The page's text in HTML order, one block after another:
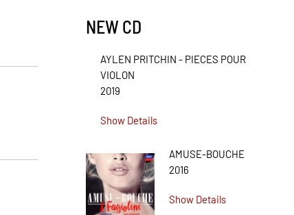
NEW CD
AYLEN PRITCHIN - PIECES POUR
VIOLON
2019
Show Details
AMUSE-BOUCHE
2016
Show Details